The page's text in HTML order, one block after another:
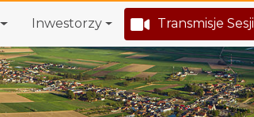
Inwestorzy Transmisje Sesji